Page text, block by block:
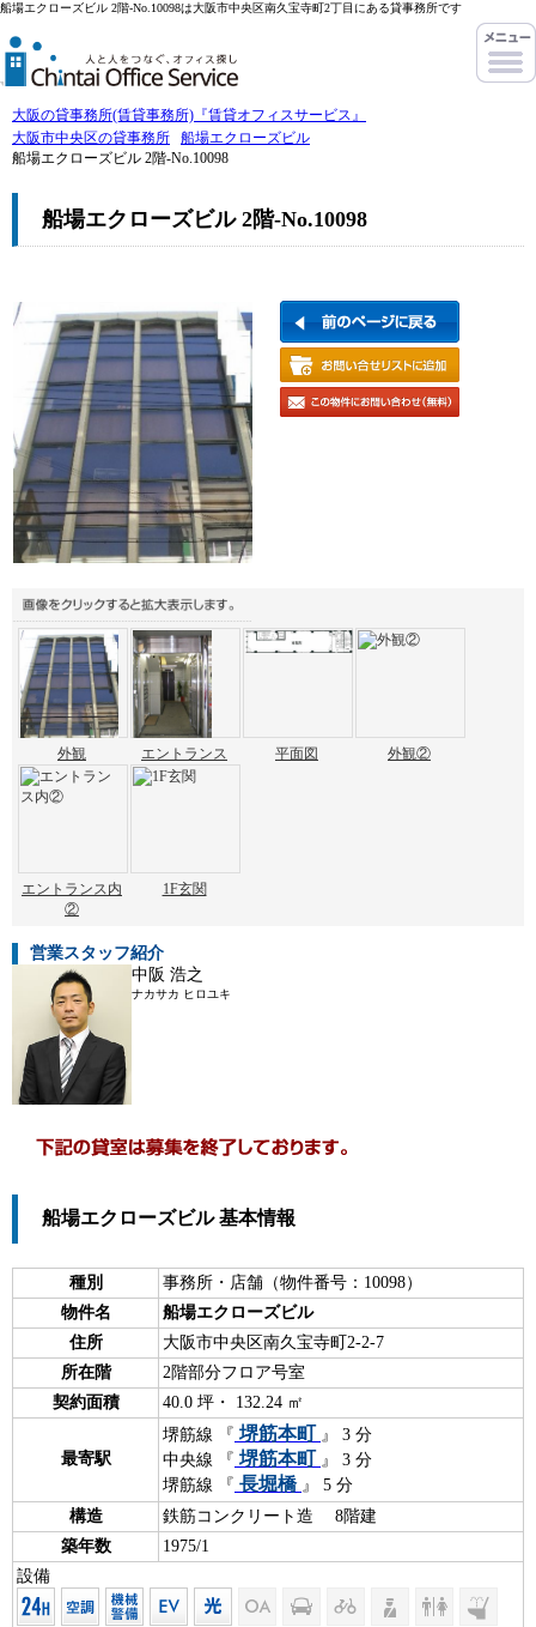
船場エクローズビル 2階-No.10098は大阪市中央区南久宝寺町2丁目にある貸事務所です
大阪の貸事務所(賃貸事務所)『賃貸オフィスサービス』
大阪市中央区の貸事務所
船場エクローズビル
船場エクローズビル 2階-No.10098
船場エクローズビル 2階-No.10098
外観 エントランス 平面図 外観②
エントランス内
②
1F玄関
営業スタッフ紹介
中阪 浩之
ナカサカ ヒロユキ
船場エクローズビル 基本情報
種別
事務所・店舗（物件番号：10098）
物件名
船場エクローズビル
住所
大阪市中央区南久宝寺町2-2-7
所在階
2階部分フロア号室
契約面積
40.0 坪・ 132.24 ㎡
最寄駅
堺筋線 『 堺筋本町 』 3 分
中央線 『 堺筋本町 』 3 分
堺筋線 『 長堀橋 』 5 分
構造
鉄筋コンクリート造 8階建
築年数
1975/1
設備